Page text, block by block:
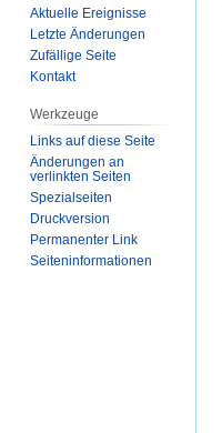
Aktuelle Ereignisse
Letzte Änderungen
Zufällige Seite
Kontakt
Werkzeuge
Links auf diese Seite
Änderungen an
verlinkten Seiten
Spezialseiten
Druckversion
Permanenter Link
Seiten­­informationen